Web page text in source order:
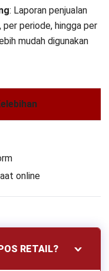
: Laporan penjualan
periode, hingga per
mudah digunakan
online
RETAIL?